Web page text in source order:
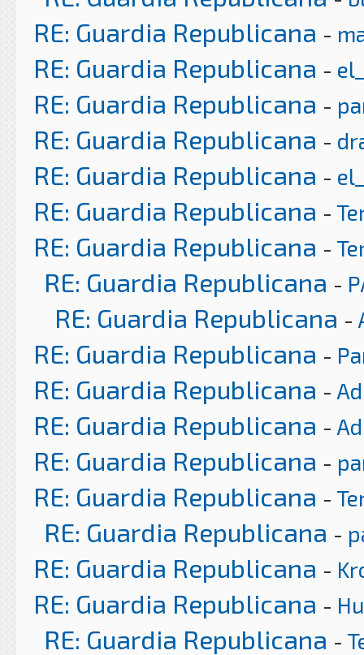
RE: Guardia Republicana -
RE: Guardia Republicana -
RE: Guardia Republicana -
RE: Guardia Republicana -
RE: Guardia Republicana -
RE: Guardia Republicana -
RE: Guardia Republicana -
RE: Guardia Republicana -
RE: Guardia Republicana -
RE: Guardia Republicana -
RE: Guardia Republicana -
RE: Guardia Republicana -
RE: Guardia Republicana -
RE: Guardia Republicana -
RE: Guardia Republicana -
RE: Guardia Republicana -
RE: Guardia Republicana -
RE: Guardia Republicana -